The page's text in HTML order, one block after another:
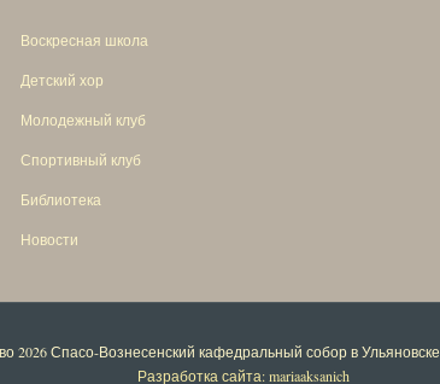
Воскресная школа
Детский хор
Молодежный клуб
Спортивный клуб
Библиотека
Новости
2026Спасо-Вознесенский кафедральный собор в Ульяновске
Разработка сайта: mariaaksanich